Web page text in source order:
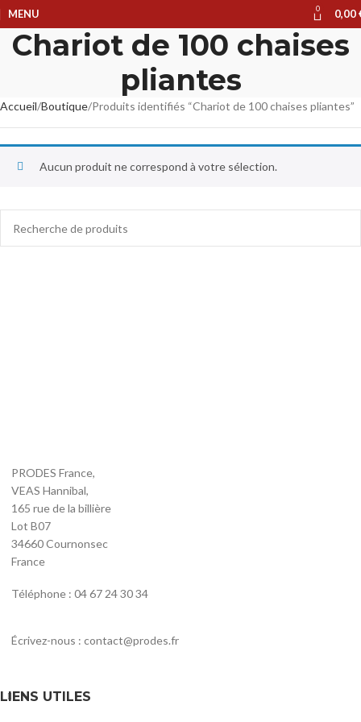
MENU 0 0,00
Chariot de 100 chaises
pliantes
Accueil Boutique Produits identifiés “Chariot de 100 chaises pliantes”
Aucun produit ne correspond à votre sélection.
PRODES France,
VEAS Hannibal,
165 rue de la billière
Lot B07
34660 Cournonsec
France
Téléphone : 04 67 24 30 34
Écrivez-nous : contact@prodes.fr
LIENS UTILES